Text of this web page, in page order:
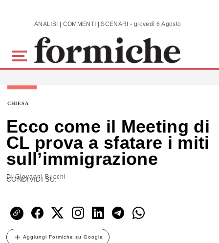
Skip to main content ANALISI | COMMENTI | SCENARI - giovedì 6 Agosto 2026
CHIESA
Ecco come il Meeting di
CL prova a sfatare i miti
sull’immigrazione
DiGiovanni Bucchi
CONDIVIDI SU:
Aggiungi Formiche su Google